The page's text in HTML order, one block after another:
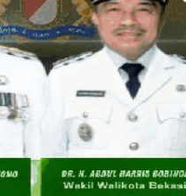
bergotong-royong.
saudara kita yang lagi
uluran tangan dari kita
penuh sebelum
korban banjir bandang